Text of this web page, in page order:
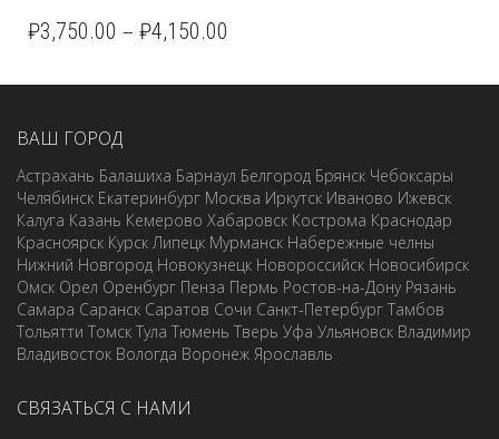
₽3,750.00 – ₽4,150.00
ВАШ ГОРОД
Астрахань Балашиха Барнаул Белгород Брянск Чебоксары
Челябинск Екатеринбург Москва Иркутск Иваново Ижевск
Калуга Казань Кемерово Хабаровск Кострома Краснодар
Красноярск Курск Липецк Мурманск Набережные челны
Нижний Новгород Новокузнецк Новороссийск Новосибирск
Омск Орел Оренбург Пенза Пермь Ростов-на-Дону Рязань
Самара Саранск Саратов Сочи Санкт-Петербург Тамбов
Тольятти Томск Тула Тюмень Тверь Уфа Ульяновск Владимир
Владивосток Вологда Воронеж Ярославль
СВЯЗАТЬСЯ С НАМИ